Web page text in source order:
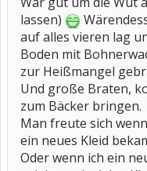
lassen)
auf alles vieren lag
Boden mit
zur Heißmangel
Und große Braten,
zum Bäcker bringen.
Man freute sich
ein neues Kleid
Oder wenn ich ein